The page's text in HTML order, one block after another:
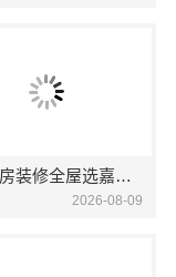
平湖新房装修全屋选嘉兴家美建材科技一站式服务
2026-08-09